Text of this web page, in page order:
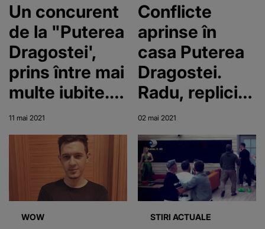
Un concurent
de la "Puterea
Dragostei',
prins între mai
multe iubite.
"Le iau pe
toate patru"
11 mai 2021
Conflicte
aprinse în
casa Puterea
Dragostei.
Radu, replici
acide la
adresa unei
concurente
02 mai 2021
WOW STIRI ACTUALE